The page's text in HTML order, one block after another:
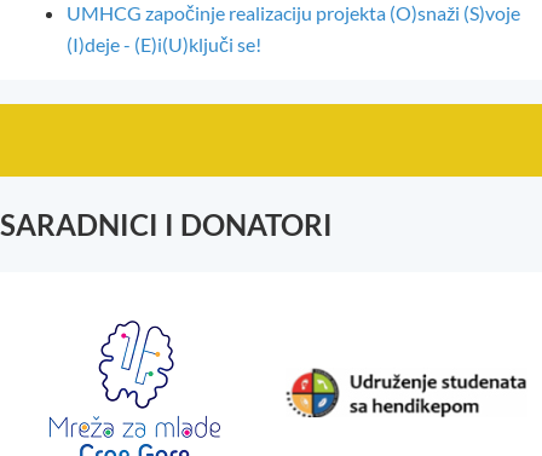
UMHCG započinje realizaciju projekta (O)snaži (S)voje
(I)deje - (E)i(U)ključi se!
SARADNICI I DONATORI